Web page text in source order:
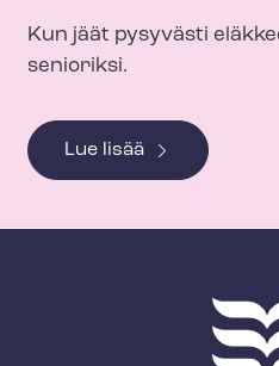
Kun jäät pysyvästi
senioriksi.
Lue lisää